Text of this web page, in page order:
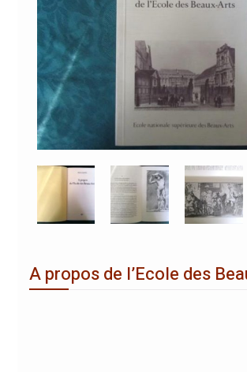
A propos de l’Ecole des